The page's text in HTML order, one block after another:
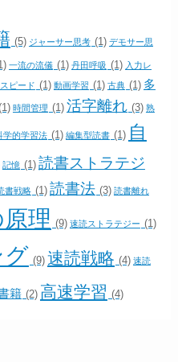
(5) ジャーサー思考 (1) デモサー思
一流の流儀 (1) 丹田呼吸 (1) 入力レ
ピード (1) 動画学習 (1) 古典 (1) 多
時間管理 (1) 活字離れ (3) 熟
学的学習法 (1) 編集型読書 (1) 自
記憶 (1) 読書ストラテジ
書戦略 (1) 読書法 (3) 読書離れ
理 (9) 速読ストラテジー (1)
グ (9) 速読戦略 (4) 速読
籍 (2) 高速学習 (4)